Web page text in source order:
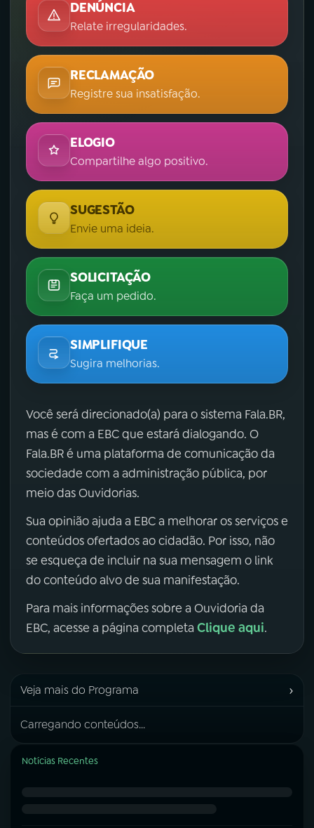
DENÚNCIA
Relate irregularidades.
RECLAMAÇÃO
Registre sua insatisfação.
ELOGIO
Compartilhe algo positivo.
SUGESTÃO
Envie uma ideia.
SOLICITAÇÃO
Faça um pedido.
SIMPLIFIQUE
Sugira melhorias.
Você será direcionado(a) para o sistema Fala.BR,
mas é com a EBC que estará dialogando. O
Fala.BR é uma plataforma de comunicação da
sociedade com a administração pública, por
meio das Ouvidorias.
Sua opinião ajuda a EBC a melhorar os serviços e
conteúdos ofertados ao cidadão. Por isso, não
se esqueça de incluir na sua mensagem o link
do conteúdo alvo de sua manifestação.
Para mais informações sobre a Ouvidoria da
EBC, acesse a página completa Clique aqui.
Veja mais do Programa ›
Carregando conteúdos...
Notícias Recentes